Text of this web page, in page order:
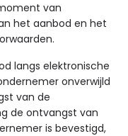
van
het aanbod en het
langs elektronische
onverwijld
van de
de ontvangst van
is bevestigd,